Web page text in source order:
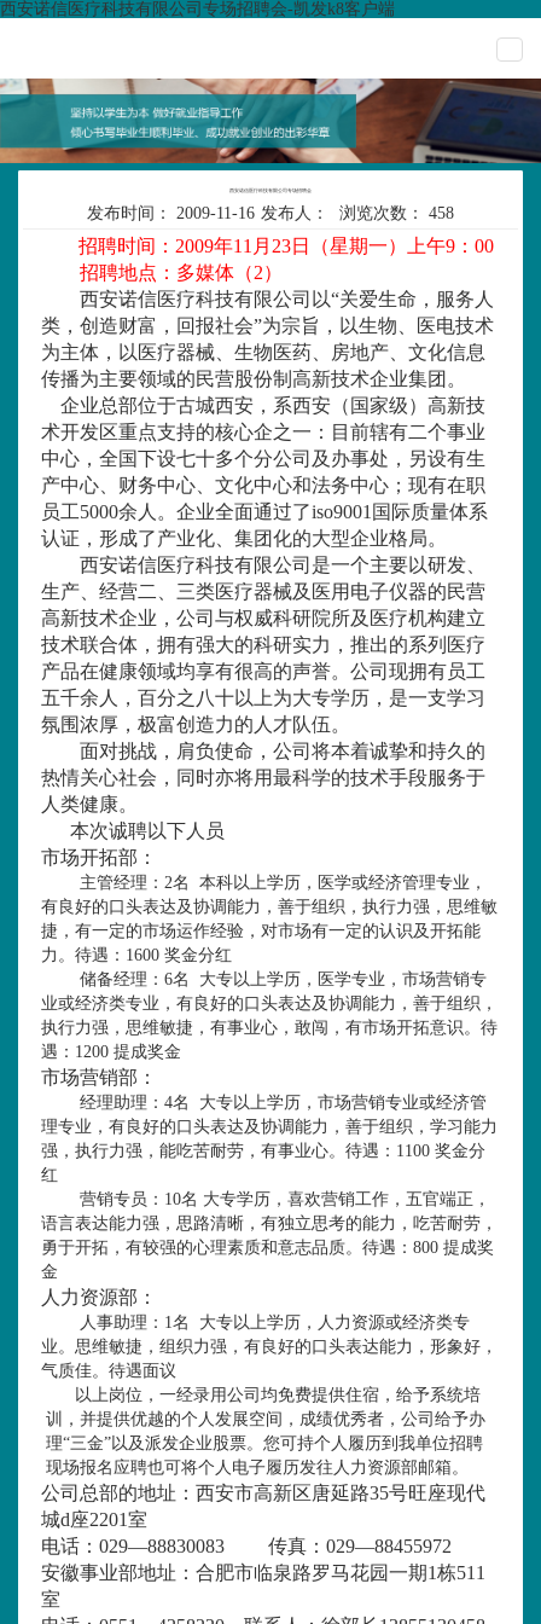
西安诺信医疗科技有限公司专场招聘会-凯发k8客户端
西安诺信医疗科技有限公司专场招聘会
发布时间： 2009-11-16 发布人： 浏览次数： 458
招聘时间： 2009年11 月 23日（星期一）上午9 ：00
招聘地点：多媒体（2）
西安诺信医疗科技有限公司以“关爱生命，服务人
类，创造财富，回报社会”为宗旨，以生物、医电技术
为主体，以医疗器械、生物医药、房地产、文化信息
传播为主要领域的民营股份制高新技术企业集团。
企业总部位于古城西安，系西安（国家级）高新技
术开发区重点支持的核心企之一：目前辖有二个事业
中心，全国下设七十多个分公司及办事处，另设有生
产中心、财务中心、文化中心和法务中心；现有在职
员工5000余人。企业全面通过了iso9001 国际质量体系
认证，形成了产业化、集团化的大型企业格局。
西安诺信医疗科技有限公司是一个主要以研发、
生产、经营二、三类医疗器械及医用电子仪器的民营
高新技术企业，公司与权威科研院所及医疗机构建立
技术联合体，拥有强大的科研实力，推出的系列医疗
产品在健康领域均享有很高的声誉。公司现拥有员工
五千余人，百分之八十以上为大专学历，是一支学习
氛围浓厚，极富创造力的人才队伍。
面对挑战，肩负使命，公司将本着诚挚和持久的
热情关心社会，同时亦将用最科学的技术手段服务于
人类健康。
本次诚聘以下人员
市场开拓部：
主管经理 ： 2名
本科以上学历，医学或经济管理专业，
有良好的口头表达及协调能力，善于组织，执行力强，思维敏
捷，有一定的市场运作经验，对市场有一定的认识及开拓能
力。待遇： 1600奖金分红
储备经理 ： 6名
大专以上学历，医学专业，市场营销专
业或经济类专业，有良好的口头表达及协调能力，善于组织，
执行力强，思维敏捷，有事业心，敢闯，有市场开拓意识。待
遇： 1200提成奖金
市场营销部：
经理助理 ： 4名
大专以上学历，市场营销专业或经济管
理专业，有良好的口头表达及协调能力，善于组织，学习能力
强，执行力强，能吃苦耐劳，有事业心。待遇： 1100奖金分
红
营销专员 ： 10名 大专学历，喜欢营销工作，五官端正，
语言表达能力强，思路清晰，有独立思考的能力，吃苦耐劳，
勇于开拓，有较强的心理素质和意志品质。待遇：800提成奖
金
人力资源部：
人事助理 ： 1名
大专以上学历，人力资源或经济类专
业。思维敏捷，组织力强，有良好的口头表达能力，形象好，
气质佳。待遇面议
以上岗位，一经录用公司均免费提供住宿，给予系统培
训，并提供优越的个人发展空间，成绩优秀者，公司给予办
理“三金”以及派发企业股票。您可持个人履历到我单位招聘
现场报名应聘也可将个人电子履历发往人力资源部邮箱。
公司总部的地址：西安市高新区唐延路35号旺座现代
城d座2201室
电话：029—88830083 传真：029—88455972
安徽事业部地址：合肥市临泉路罗马花园一期1栋511
室